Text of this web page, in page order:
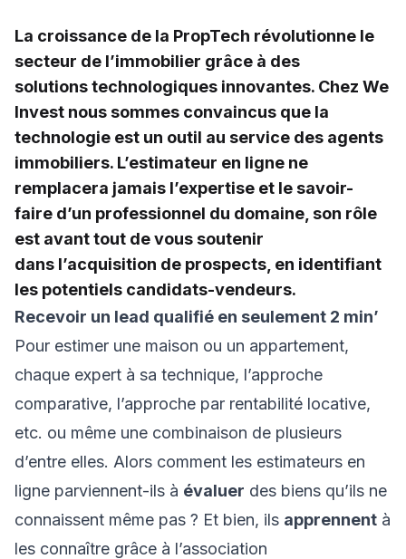
La croissance de la PropTech révolutionne le
secteur de l’immobilier grâce à des
solutions technologiques innovantes. Chez We
Invest nous sommes convaincus que la
technologie est un outil au service des agents
immobiliers. L’estimateur en ligne ne
remplacera jamais l’expertise et le savoir-
faire d’un professionnel du domaine, son rôle
est avant tout de vous soutenir
dans l’acquisition de prospects, en identifiant
les potentiels candidats-vendeurs.
Recevoir un lead qualifié en seulement 2 min’
Pour estimer une maison ou un appartement,
chaque expert à sa technique, l’approche
comparative, l’approche par rentabilité locative,
etc. ou même une combinaison de plusieurs
d’entre elles. Alors comment les estimateurs en
ligne parviennent-ils à évaluer des biens qu’ils ne
connaissent même pas ? Et bien, ils apprennent à
les connaître grâce à l’association